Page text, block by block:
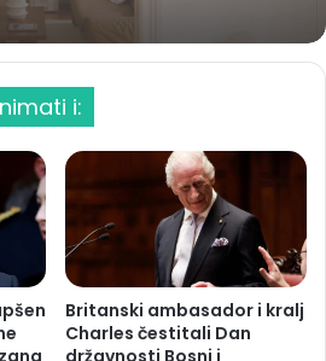
i:
Britanski ambasador i kralj
Charles čestitali Dan